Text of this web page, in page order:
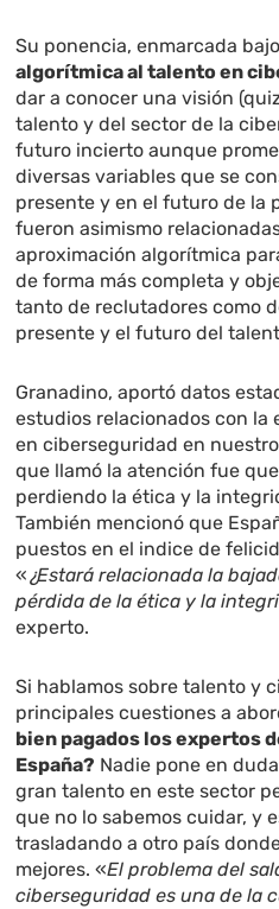
Su ponencia, enmarcada
algorítmica al talento en
dar a conocer una visión
talento y del sector de la
futuro incierto aunque
diversas variables que se
presente y en el futuro de la
fueron asimismo
aproximación algorítmica
de forma más completa y
tanto de reclutadores como
presente y el futuro del
Granadino, aportó datos
estudios relacionados con la
en ciberseguridad en
que llamó la atención fue
perdiendo la ética y la
También mencionó que
puestos en el indice de
«¿Estará relacionada la
pérdida de la ética y la
experto.
Si hablamos sobre talento y
principales cuestiones a
bien pagados los expertos
España? Nadie pone en
gran talento en este sector
que no lo sabemos cuidar, y
trasladando a otro país
mejores. «El problema del
ciberseguridad es una de la